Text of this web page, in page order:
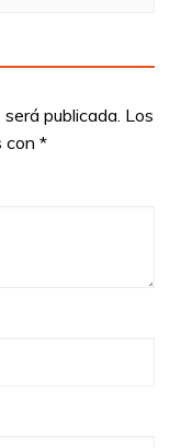
publicada. Los
con *